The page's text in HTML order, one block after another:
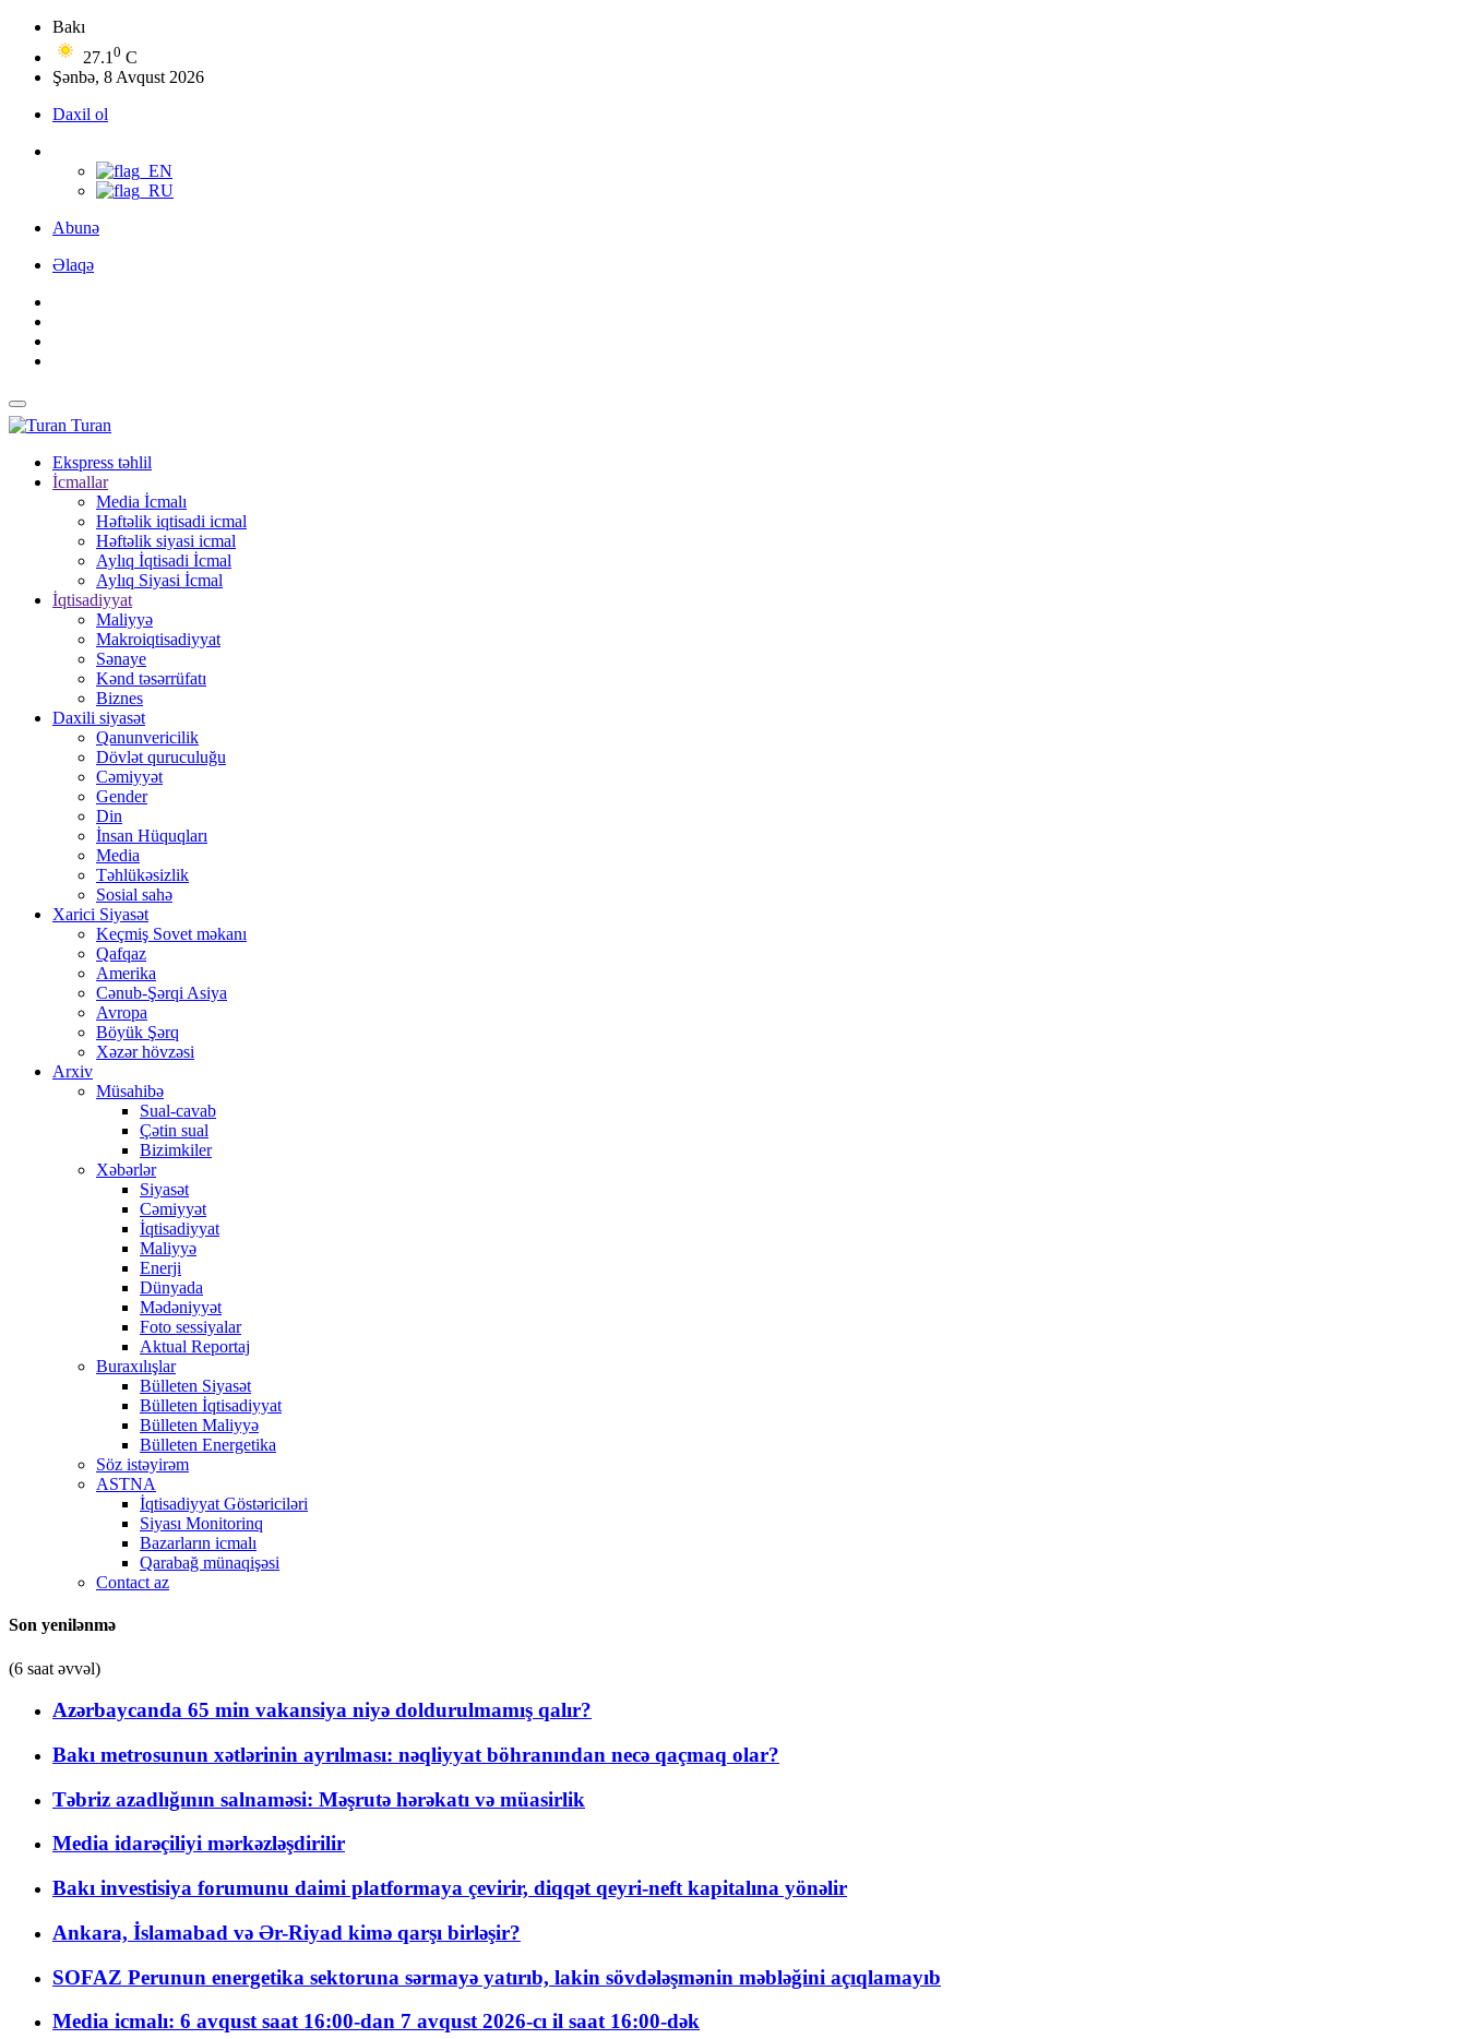
Bakı
27.1 0 C
Şənbə, 8 Avqust 2026
Daxil ol
Abunə
Əlaqə
Turan
Ekspress təhlil
İcmallar
Media İcmalı
Həftəlik iqtisadi icmal
Həftəlik siyasi icmal
Aylıq İqtisadi İcmal
Aylıq Siyasi İcmal
İqtisadiyyat
Maliyyə
Makroiqtisadiyyat
Sənaye
Kənd təsərrüfatı
Biznes
Daxili siyasət
Qanunvericilik
Dövlət quruculuğu
Cəmiyyət
Gender
Din
İnsan Hüquqları
Media
Təhlükəsizlik
Sosial sahə
Xarici Siyasət
Keçmiş Sovet məkanı
Qafqaz
Amerika
Cənub-Şərqi Asiya
Avropa
Böyük Şərq
Xəzər hövzəsi
Arxiv
Müsahibə
Sual-cavab
Çətin sual
Bizimkiler
Xəbərlər
Siyasət
Cəmiyyət
İqtisadiyyat
Maliyyə
Enerji
Dünyada
Mədəniyyət
Foto sessiyalar
Aktual Reportaj
Buraxılışlar
Bülleten Siyasət
Bülleten İqtisadiyyat
Bülleten Maliyyə
Bülleten Energetika
Söz istəyirəm
ASTNA
İqtisadiyyat Göstəriciləri
Siyası Monitorinq
Bazarların icmalı
Qarabağ münaqişəsi
Contact az
Son yenilənmə
(6 saat əvvəl)
Azərbaycanda 65 min vakansiya niyə doldurulmamış qalır?
Bakı metrosunun xətlərinin ayrılması: nəqliyyat böhranından necə qaçmaq olar?
Təbriz azadlığının salnaməsi: Məşrutə hərəkatı və müasirlik
Media idarəçiliyi mərkəzləşdirilir
Bakı investisiya forumunu daimi platformaya çevirir, diqqət qeyri-neft kapitalına yönəlir
Ankara, İslamabad və Ər-Riyad kimə qarşı birləşir?
SOFAZ Perunun energetika sektoruna sərmayə yatırıb, lakin sövdələşmənin məbləğini açıqlamayıb
Media icmalı: 6 avqust saat 16:00-dan 7 avqust 2026-cı il saat 16:00-dək